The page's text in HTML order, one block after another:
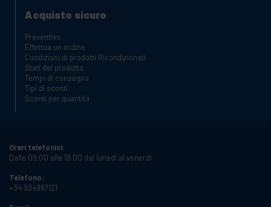
Acquisto sicuro
Preventivo
Effettua un ordine
Condizioni di prodotti Ricondizionati
Stati del prodotto
Tempi di consegna
Tipi di sconti
Sconti per quantità
Orari telefonici:
Dalle 09:00 alle 18:00 dal lunedì al venerdì
Telefono:
+34 934987121